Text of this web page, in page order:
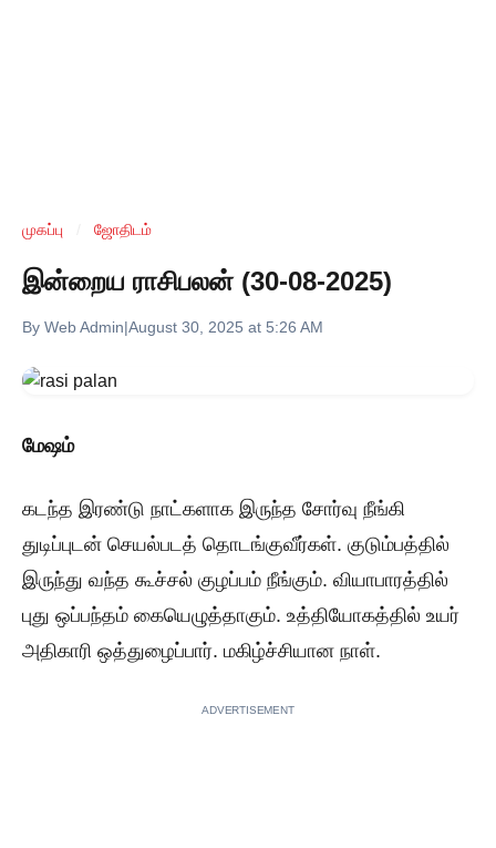
முகப்பு ஜோதிடம்
இன்றைய ராசிபலன் (30-08-2025)
By Web Admin|August 30, 2025 at 5:26 AM
மேஷம்
கடந்த இரண்டு நாட்களாக இருந்த சோர்வு நீங்கி
துடிப்புடன் செயல்படத் தொடங்குவீர்கள். குடும்பத்தில்
இருந்து வந்த கூச்சல் குழப்பம் நீங்கும். வியாபாரத்தில்
புது ஒப்பந்தம் கையெழுத்தாகும். உத்தியோகத்தில் உயர்
அதிகாரி ஒத்துழைப்பார். மகிழ்ச்சியான நாள்.
ADVERTISEMENT